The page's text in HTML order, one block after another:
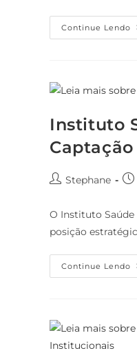
Continue Lendo
Instituto
Stephane
O Instituto Saúde
posição
Continue Lendo